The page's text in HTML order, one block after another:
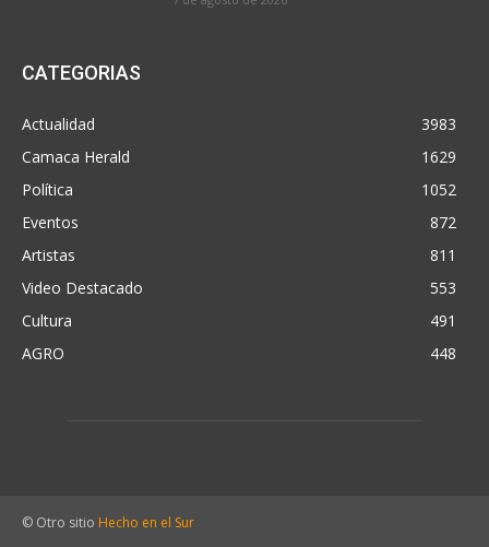
CATEGORIAS
Actualidad
3983
Camaca Herald
1629
Política
1052
Eventos
872
Artistas
811
Video Destacado
553
Cultura
491
AGRO
448
© Otro sitio Hecho en el Sur